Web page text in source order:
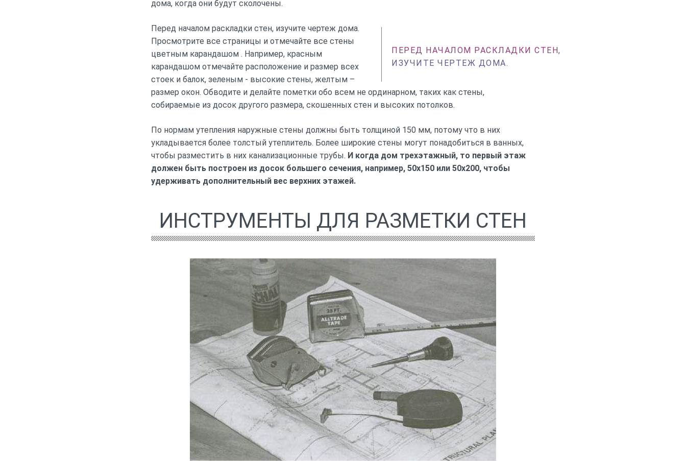
дома, когда они будут сколочены.
ПЕРЕД НАЧАЛОМ РАСКЛАДКИ СТЕН,
ИЗУЧИТЕ ЧЕРТЕЖ ДОМА.
Перед началом раскладки стен, изучите чертеж дома.
Просмотрите все страницы и отмечайте все стены
цветным карандашом . Например, красным
карандашом отмечайте расположение и размер всех
стоек и балок, зеленым - высокие стены, желтым –
размер окон. Обводите и делайте пометки обо всем не ординарном, таких как стены,
собираемые из досок другого размера, скошенных стен и высоких потолков.
По нормам утепления наружные стены должны быть толщиной 150 мм, потому что в них
укладывается более толстый утеплитель. Более широкие стены могут понадобиться в ванных,
чтобы разместить в них канализационные трубы. И когда дом трехэтажный, то первый этаж
должен быть построен из досок большего сечения, например, 50х150 или 50х200, чтобы
удерживать дополнительный вес верхних этажей.
ИНСТРУМЕНТЫ ДЛЯ РАЗМЕТКИ СТЕН